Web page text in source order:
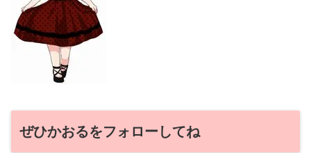
ぜひかおるをフォローしてね